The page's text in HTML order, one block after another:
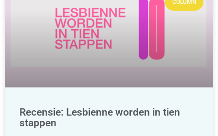
COLUMN
Recensie: Lesbienne worden in tien
stappen